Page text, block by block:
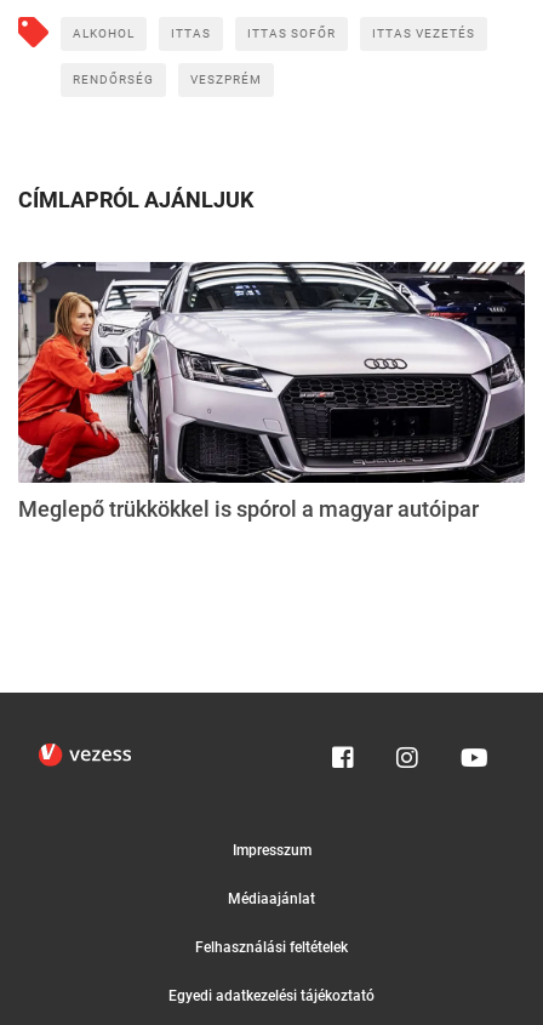
ALKOHOL ITTAS ITTAS SOFŐR ITTAS VEZETÉS
RENDŐRSÉG VESZPRÉM
CÍMLAPRÓL AJÁNLJUK
Meglepő trükkökkel is spórol a magyar autóipar
Impresszum
Médiaajánlat
Felhasználási feltételek
Egyedi adatkezelési tájékoztató